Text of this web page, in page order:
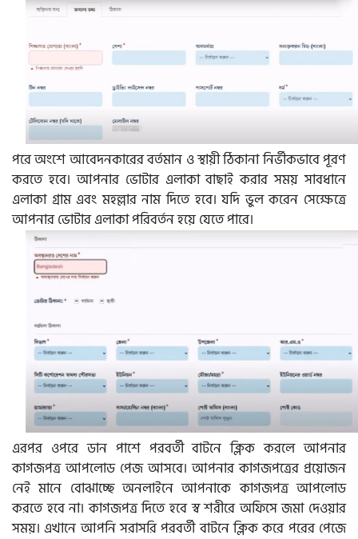
পরে অংশে আবেদনকারের বর্তমান ও স্থায়ী ঠিকানা নির্ভীকভাবে পূরণ
করতে হবে। আপনার ভোটার এলাকা বাছাই করার সময় সাবধানে
এলাকা গ্রাম এবং মহল্লার নাম দিতে হবে। যদি ভুল করেন সেক্ষেত্রে
আপনার ভোটার এলাকা পরিবর্তন হয়ে যেতে পারে।
এরপর ওপরে ডান পাশে পরবর্তী বাটনে ক্লিক করলে আপনার
কাগজপত্র আপলোড পেজ আসবে। আপনার কাগজপত্রের প্রয়োজন
নেই মানে বোঝাচ্ছে অনলাইনে আপনাকে কাগজপত্র আপলোড
করতে হবে না। কাগজপত্র দিতে হবে স্ব শরীরে অফিসে জমা দেওয়ার
সময়। এখানে আপনি সরাসরি পরবর্তী বাটনে ক্লিক করে পরের পেজে